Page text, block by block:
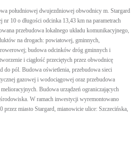
południowej dwujezdniowej obwodnicy m. Stargard
10 o długości odcinka 13,43 km na parametrach
przebudowa lokalnego układu komunikacyjnego,
na drogach: powiatowej, gminnych,
budowa odcinków dróg gminnych i
i ciągłość przeciętych przez obwodnicę
do pól. Budowa oświetlenia, przebudowa sieci
gazowej i wodociągowej oraz przebudowa
Budowa urządzeń ograniczających
W ramach inwestycji wyremontowano
miasto Stargard, mianowicie ulice: Szczecińska,